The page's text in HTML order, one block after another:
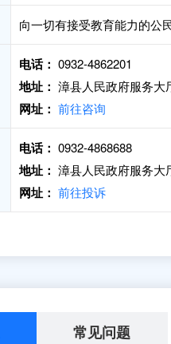
向一切有接受教育能力的公
电话： 0932-4862201
地址： 漳县人民政府服务大
网址： 前往咨询
电话： 0932-4868688
地址： 漳县人民政府服务大
网址： 前往投诉
常见问题